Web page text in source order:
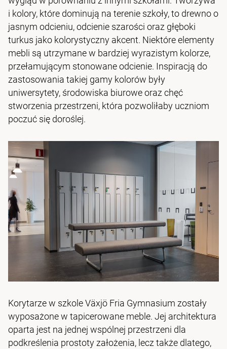
i kolory, które dominują na terenie szkoły, to drewno o
jasnym odcieniu, odcienie szarości oraz głęboki
turkus jako kolorystyczny akcent. Niektóre elementy
mebli są utrzymane w bardziej wyrazistym kolorze,
przełamującym stonowane odcienie. Inspiracją do
zastosowania takiej gamy kolorów były
uniwersytety, środowiska biurowe oraz chęć
stworzenia przestrzeni, która pozwoliłaby uczniom
poczuć się doroślej.
Korytarze w szkole Växjö Fria Gymnasium zostały
wyposażone w tapicerowane meble. Jej architektura
oparta jest na jednej wspólnej przestrzeni dla
podkreślenia prostoty założenia, lecz także dlatego,